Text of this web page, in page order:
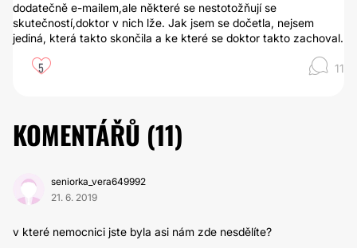
dodatečně e-mailem,ale některé se nestotožňují se
skutečností,doktor v nich lže. Jak jsem se dočetla, nejsem
jediná, která takto skončila a ke které se doktor takto zachoval.
5 11
KOMENTÁŘŮ (11)
seniorka_vera649992
21. 6. 2019
v které nemocnici jste byla asi nám zde nesdělíte?